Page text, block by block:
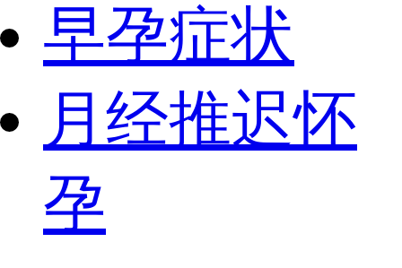
早孕症状
月经推迟怀
孕